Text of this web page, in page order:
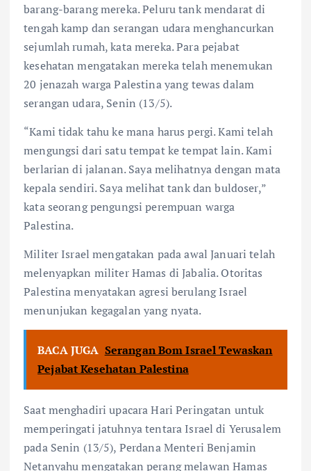
barang-barang mereka. Peluru tank mendarat di
tengah kamp dan serangan udara menghancurkan
sejumlah rumah, kata mereka. Para pejabat
kesehatan mengatakan mereka telah menemukan
20 jenazah warga Palestina yang tewas dalam
serangan udara, Senin (13/5).
“Kami tidak tahu ke mana harus pergi. Kami telah
mengungsi dari satu tempat ke tempat lain. Kami
berlarian di jalanan. Saya melihatnya dengan mata
kepala sendiri. Saya melihat tank dan buldoser,”
kata seorang pengungsi perempuan warga
Palestina.
Militer Israel mengatakan pada awal Januari telah
melenyapkan militer Hamas di Jabalia. Otoritas
Palestina menyatakan agresi berulang Israel
menunjukan kegagalan yang nyata.
BACA JUGA Serangan Bom Israel Tewaskan
Pejabat Kesehatan Palestina
Saat menghadiri upacara Hari Peringatan untuk
memperingati jatuhnya tentara Israel di Yerusalem
pada Senin (13/5), Perdana Menteri Benjamin
Netanyahu mengatakan perang melawan Hamas